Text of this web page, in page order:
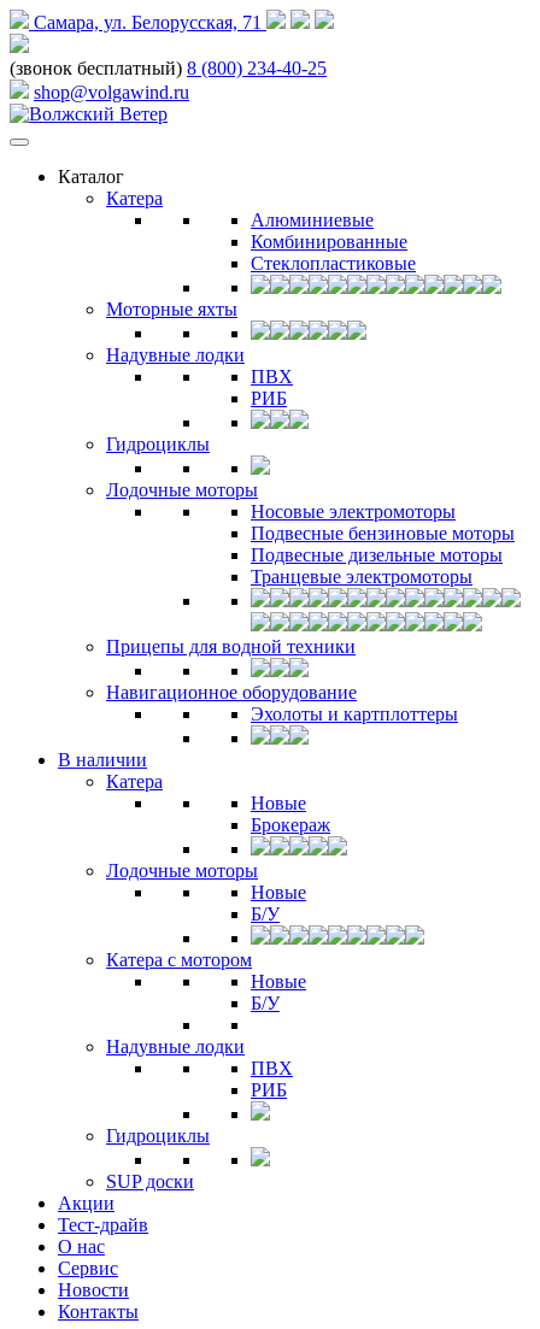
Самара, ул. Белорусская, 71
(звонок бесплатный) 8 (800) 234-40-25
shop@volgawind.ru
Каталог
Катера
Алюминиевые
Комбинированные
Стеклопластиковые
Моторные яхты
Надувные лодки
ПВХ
РИБ
Гидроциклы
Лодочные моторы
Носовые электромоторы
Подвесные бензиновые моторы
Подвесные дизельные моторы
Транцевые электромоторы
Прицепы для водной техники
Навигационное оборудование
Эхолоты и картплоттеры
В наличии
Катера
Новые
Брокераж
Лодочные моторы
Новые
Б/У
Катера с мотором
Новые
Б/У
Надувные лодки
ПВХ
РИБ
Гидроциклы
SUP доски
Акции
Тест-драйв
О нас
Сервис
Новости
Контакты